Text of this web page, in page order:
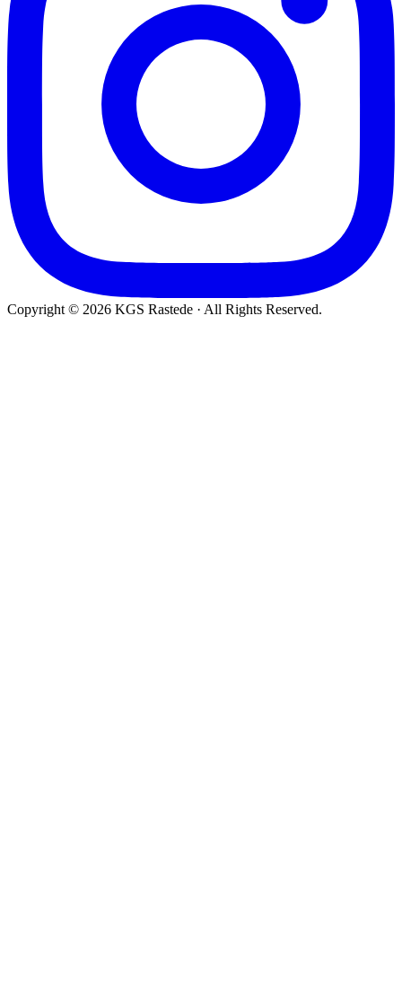
Copyright © 2026 KGS Rastede · All Rights Reserved.